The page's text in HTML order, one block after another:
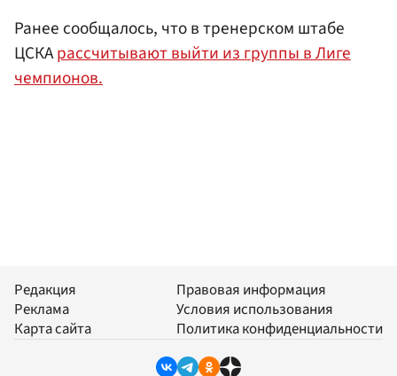
Ранее сообщалось, что в тренерском штабе
ЦСКАрассчитывают выйти из группы в Лиге
чемпионов.
Редакция
Реклама
Карта сайта
Правовая информация
Условия использования
Политика конфиденциальности